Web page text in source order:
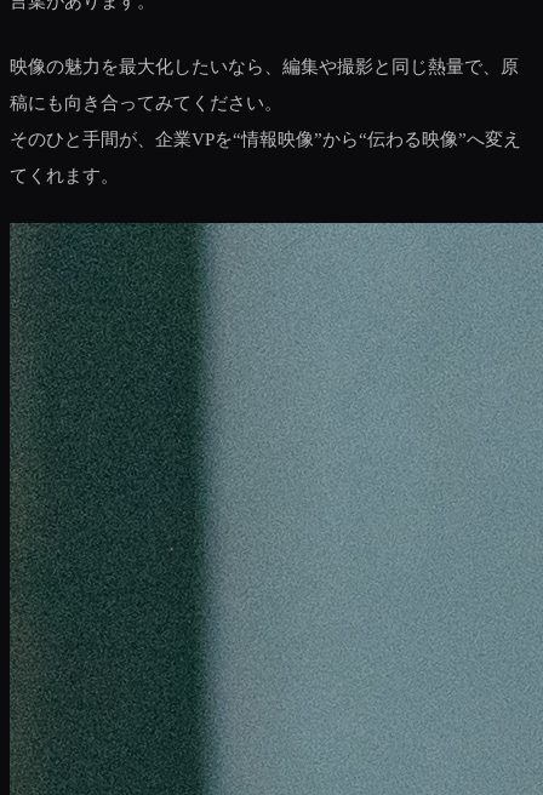
映像の魅力を最大化したいなら、編集や撮影と同じ熱量で、原
稿にも向き合ってみてください。
そのひと手間が、企業VPを“情報映像”から“伝わる映像”へ変え
てくれます。